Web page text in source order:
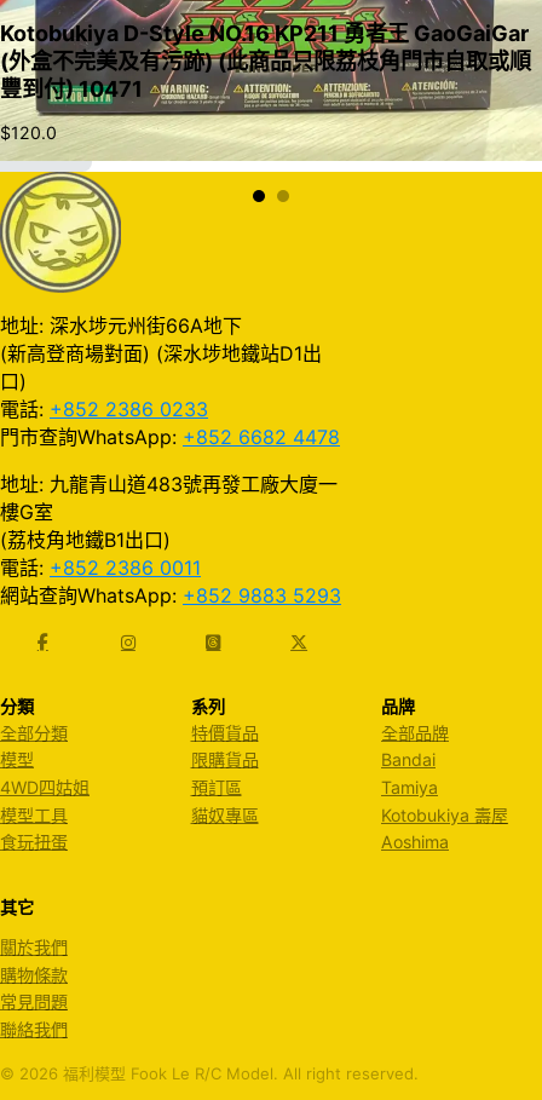
入購物車
Kotobukiya D-Style NO.16 KP211 勇者王 GaoGaiGar
(外盒不完美及有污跡) (此商品只限荔枝角門市自取或順
豐到付) 10471
$120.0
地址: 深水埗元州街66A地下
(新高登商場對面) (深水埗地鐵站D1出
口)
電話: +852 2386 0233
門市查詢WhatsApp: +852 6682 4478
地址: 九龍青山道483號再發工廠大廈一
樓G室
(荔枝角地鐵B1出口)
電話: +852 2386 0011
網站查詢WhatsApp: +852 9883 5293
分類
全部分類
模型
4WD四姑姐
模型工具
食玩扭蛋
系列
特價貨品
限購貨品
預訂區
貓奴專區
品牌
全部品牌
Bandai
Tamiya
Kotobukiya 壽屋
Aoshima
其它
關於我們
購物條款
常見問題
聯絡我們
© 2026 福利模型 Fook Le R/C Model. All right reserved.